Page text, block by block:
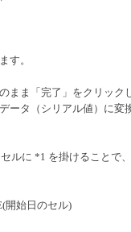
す。
まま「完了」をクリック
ータ（シリアル値）に変
ルに *1 を掛けることで
開始日のセル)